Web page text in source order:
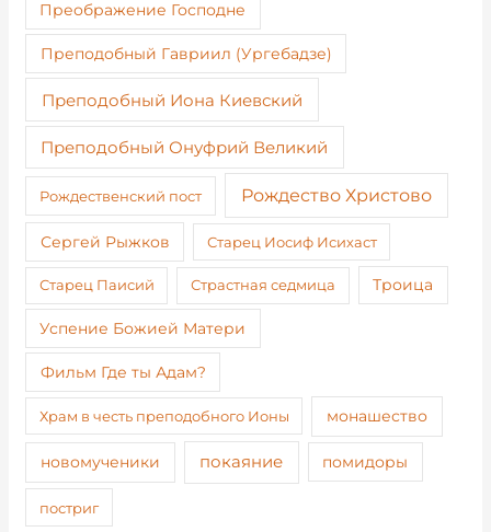
Преображение Господне
Преподобный Гавриил (Ургебадзе)
Преподобный Иона Киевский
Преподобный Онуфрий Великий
Рождественский пост Рождество Христово
Сергей Рыжков Старец Иосиф Исихаст
Старец Паисий Страстная седмица Троица
Успение Божией Матери
Фильм Где ты Адам?
Храм в честь преподобного Ионы монашество
новомученики покаяние помидоры
постриг